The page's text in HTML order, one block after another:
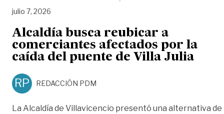
julio 7, 2026
Alcaldía busca reubicar a
comerciantes afectados por la
caída del puente de Villa Julia
RP REDACCIÓN PDM
La Alcaldía de Villavicencio presentó una alternativa de